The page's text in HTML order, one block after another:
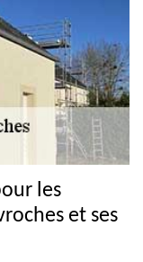
les
et ses